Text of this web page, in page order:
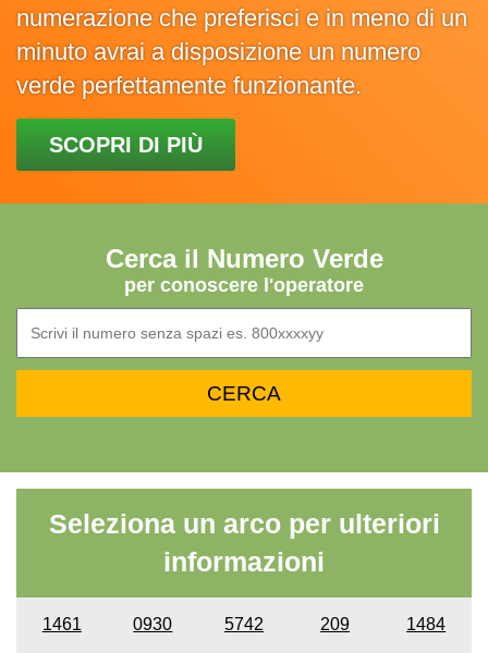
numerazione che preferisci e in meno di un
minuto avrai a disposizione un numero
verde perfettamente funzionante.
SCOPRI DI PIÙ
Cerca il Numero Verde
per conoscere l'operatore
Seleziona un arco per ulteriori
informazioni
1461 0930 5742 209 1484